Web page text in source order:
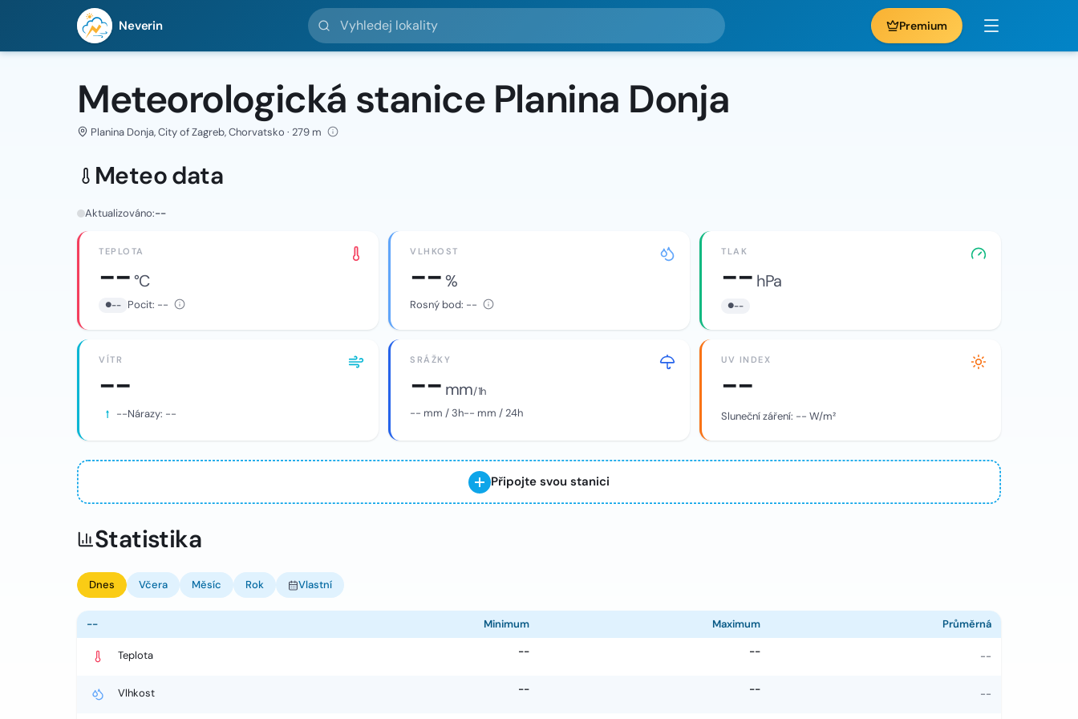
Neverin
Vyhledej lokality
Premium
Meteorologická stanice Planina Donja
Planina Donja, City of Zagreb, Chorvatsko · 279 m
Meteo data
Aktualizováno:--
TEPLOTA
--°C
-- Pocit: --
VLHKOST
--%
Rosný bod: --
TLAK
-- hPa
--
VÍTR
--
--Nárazy: --
SRÁŽKY
-- mm/ 1h
-- mm / 3h-- mm / 24h
UV INDEX
--
Sluneční záření: -- W/m²
Připojte svou stanici
Statistika
Dnes Včera Měsíc Rok Vlastní
-- Minimum Maximum Průměrná
Teplota -- -- --
Vlhkost -- -- --